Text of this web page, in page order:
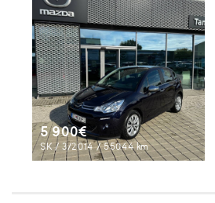
5 900€
SK / 3/2014 / 55044 km